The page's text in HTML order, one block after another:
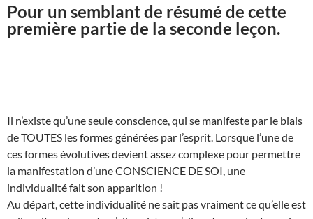
Pour un semblant de résumé de cette
première partie de la seconde leçon.
Il n’existe qu’une seule conscience, qui se manifeste par le biais
de TOUTES les formes générées par l’esprit. Lorsque l’une de
ces formes évolutives devient assez complexe pour permettre
la manifestation d’une CONSCIENCE DE SOI, une
individualité fait son apparition !
Au départ, cette individualité ne sait pas vraiment ce qu’elle est